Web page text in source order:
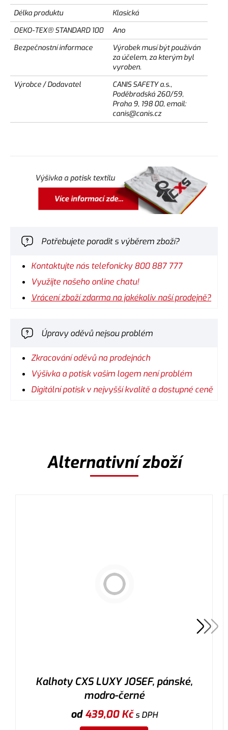
Délka produktu
Klasická
OEKO-TEX® STANDARD 100
Ano
Bezpečnostní informace
Výrobek musí být používán
za účelem, za kterým byl
vyroben.
Výrobce / Dodavatel
CANIS SAFETY a.s.,
Poděbradská 260/59,
Praha 9, 198 00, email:
canis@canis.cz
Potřebujete poradit s výběrem zboží?
Kontaktujte nás telefonicky 800 887 777
Využijte našeho online chatu!
Vrácení zboží zdarma na jakékoliv naší prodejně?
Úpravy oděvů nejsou problém
Zkracování oděvů na prodejnách
Výšivka a potisk vašim logem není problém
Digitální potisk v nejvyšší kvalitě a dostupné ceně
Alternativní zboží
Kalhoty CXS LUXY JOSEF, pánské,
modro-černé
od439,00Kčs DPH